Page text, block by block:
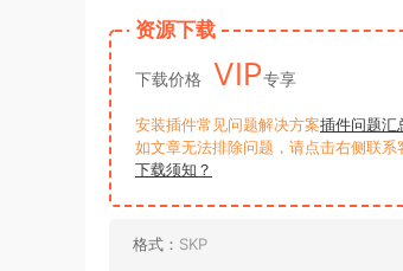
资源下载
下载价格 VIP专享
安装插件常见问题解决方案插件问题汇
如文章无法排除问题，请点击右侧联系
下载须知？
格式： SKP